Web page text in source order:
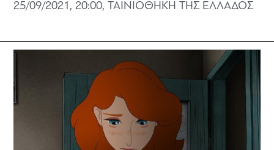
25/09/2021, 20:00, ΤΑΙΝΙΟΘΗΚΗ ΤΗΣ ΕΛΛΑΔΟΣ